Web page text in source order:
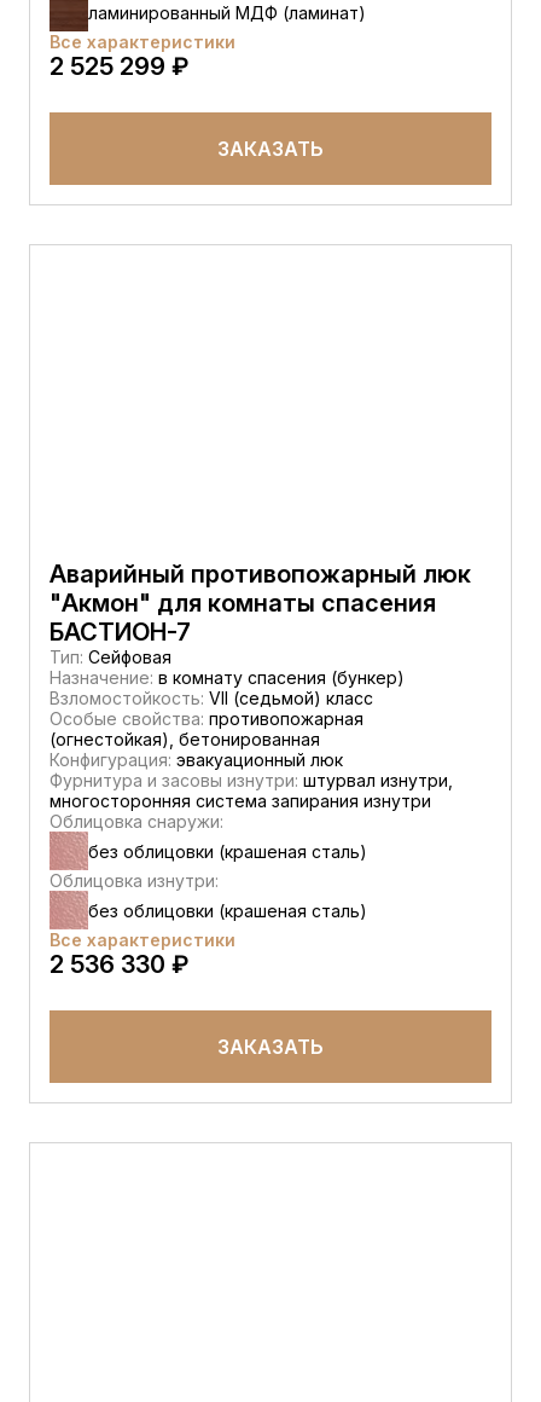
ламинированный МДФ (ламинат)
Все характеристики
2 525 299 ₽
ЗАКАЗАТЬ
Аварийный противопожарный люк
"Акмон" для комнаты спасения
БАСТИОН-7
Тип: Сейфовая
Назначение: в комнату спасения (бункер)
Взломостойкость: VII (седьмой) класс
Особые свойства: противопожарная
(огнестойкая), бетонированная
Конфигурация: эвакуационный люк
Фурнитура и засовы изнутри: штурвал изнутри,
многосторонняя система запирания изнутри
Облицовка снаружи:
без облицовки (крашеная сталь)
Облицовка изнутри:
без облицовки (крашеная сталь)
Все характеристики
2 536 330 ₽
ЗАКАЗАТЬ